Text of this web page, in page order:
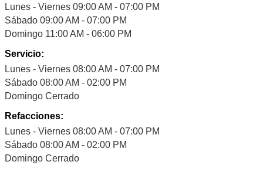
Lunes - Viernes 09:00 AM - 07:00 PM
Sábado 09:00 AM - 07:00 PM
Domingo 11:00 AM - 06:00 PM
Servicio:
Lunes - Viernes 08:00 AM - 07:00 PM
Sábado 08:00 AM - 02:00 PM
Domingo Cerrado
Refacciones:
Lunes - Viernes 08:00 AM - 07:00 PM
Sábado 08:00 AM - 02:00 PM
Domingo Cerrado